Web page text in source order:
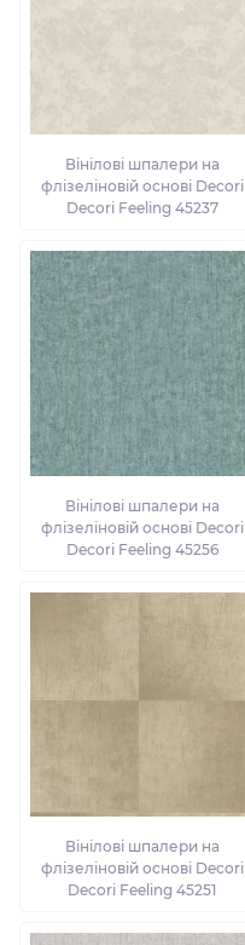
Вінілові шпалери на
флізеліновій основі Decori
Decori Feeling 45237
Вінілові шпалери на
флізеліновій основі Decori
Decori Feeling 45256
Вінілові шпалери на
флізеліновій основі Decori
Decori Feeling 45251